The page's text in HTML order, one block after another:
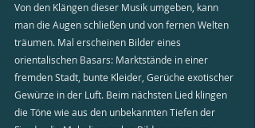
Von den Klängen dieser Musik umgeben, kann
man die Augen schließen und von fernen Welten
träumen. Mal erscheinen Bilder eines
orientalischen Basars: Marktstände in einer
fremden Stadt, bunte Kleider, Gerüche exotischer
Gewürze in der Luft. Beim nächsten Lied klingen
die Töne wie aus den unbekannten Tiefen der